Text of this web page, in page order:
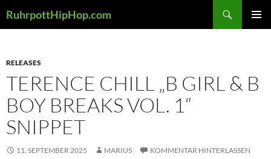
Inhalt
RuhrpottHipHop.com
RELEASES
TERENCE CHILL „B GIRL & B
BOY BREAKS VOL. 1“
SNIPPET
11. SEPTEMBER 2025 MARIUS KOMMENTAR HINTERLASSEN